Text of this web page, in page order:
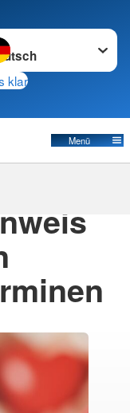
wechseln zu
klar
Menü